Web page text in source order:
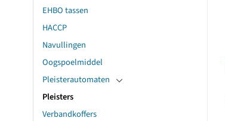
EHBO tassen
HACCP
Navullingen
Oogspoelmiddel
Pleisterautomaten
Pleisters
Verbandkoffers